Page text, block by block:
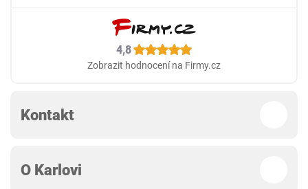
4,8
Zobrazit hodnocení na Firmy.cz
Kontakt
O Karlovi